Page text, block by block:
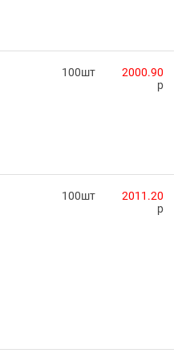
100шт
2000.90
p
100шт
2011.20
p